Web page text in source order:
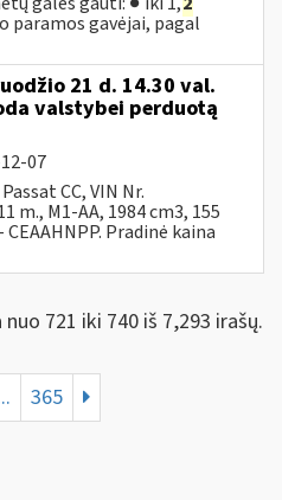
paramos gavėjai, pagal
21 d. 14.30 val.
valstybei perduotą
07
CC, VIN Nr.
m., M1-AA, 1984 cm3, 155
Pradinė kaina
721 iki 740 iš 7,293 irašų.
365